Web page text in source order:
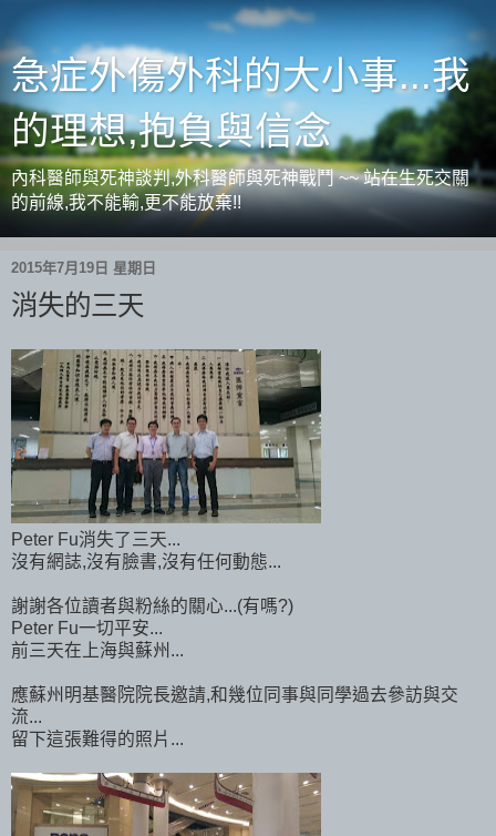
急症外傷外科的大小事...我
的理想,抱負與信念
內科醫師與死神談判,外科醫師與死神戰鬥 ~~ 站在生死交關
的前線,我不能輸,更不能放棄!!
2015年7月19日 星期日
消失的三天
Peter Fu消失了三天...
沒有網誌,沒有臉書,沒有任何動態...
謝謝各位讀者與粉絲的關心...(有嗎?)
Peter Fu一切平安...
前三天在上海與蘇州...
應蘇州明基醫院院長邀請,和幾位同事與同學過去參訪與交
流...
留下這張難得的照片...